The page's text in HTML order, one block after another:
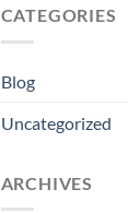
CATEGORIES
Blog
Uncategorized
ARCHIVES